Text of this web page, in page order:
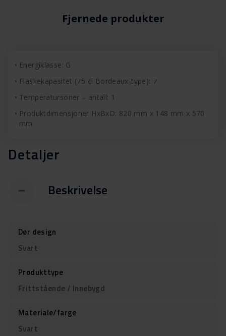
Fjernede produkter
Energiklasse: G
Flaskekapasitet (75 cl Bordeaux-type): 7
Temperatursoner – antall: 1
Produktdimensjoner HxBxD: 820 mm x 148 mm x 570
mm
Detaljer
Beskrivelse
Dør design
Svart
Produkttype
Frittstående / Innebygd
Materiale/farge
Svart